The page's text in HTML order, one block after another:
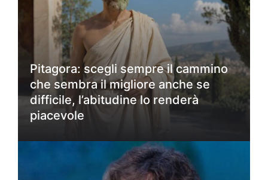
Pitagora: scegli sempre il cammino
che sembra il migliore anche se
difficile, l’abitudine lo renderà
piacevole